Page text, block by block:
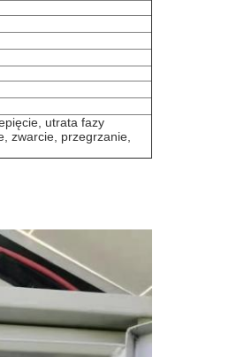
utrata fazy
zwarcie, przegrzanie,